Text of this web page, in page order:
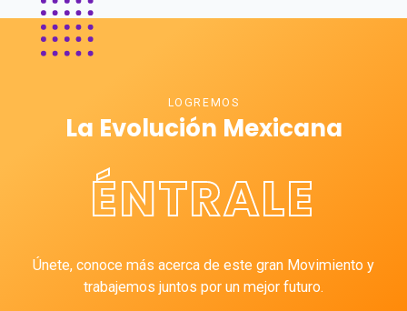
LOGREMOS
La Evolución Mexicana
ÉNTRALE
Únete, conoce más acerca de este gran Movimiento y
trabajemos juntos por un mejor futuro.